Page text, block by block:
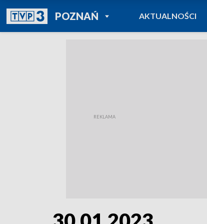
POZNAŃPOWRÓT DO
TVP REGIONY
AKTUALNOŚCI